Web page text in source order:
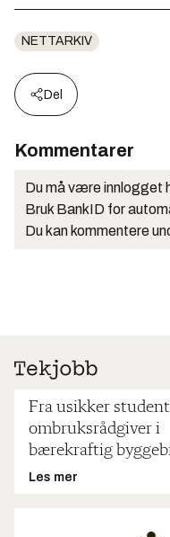
NETTARKIV
Del
Kommentarer
Du må være innlogget
Bruk BankID for
Du kan kommentere
Fra usikker
ombruksrådgiver i
bærekraftig
Les mer